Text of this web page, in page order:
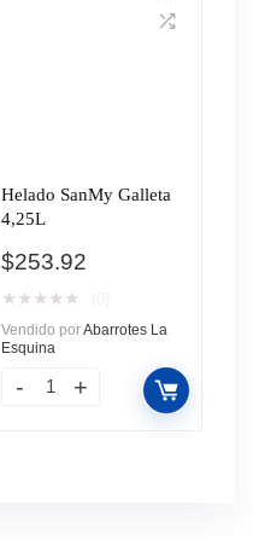
Helado SanMy Galleta
4,25L
$253.92
★ ★ ★ ★ ★
Vendido porAbarrotes La
Esquina